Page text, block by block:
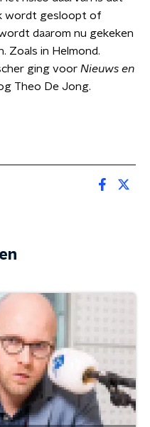
wordt gesloopt of
daarom nu gekeken
Zoals in Helmond.
ging voor Nieuws en
Theo De Jong.